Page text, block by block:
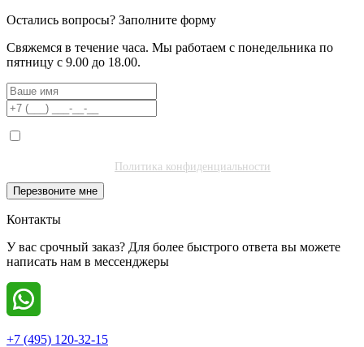
Остались вопросы? Заполните форму
Свяжемся в течение часа. Мы работаем с понедельника по
пятницу с 9.00 до 18.00.
Политика конфиденциальности
Перезвоните мне
Контакты
У вас срочный заказ? Для более быстрого ответа вы можете
написать нам в мессенджеры
+7 (495) 120-32-15